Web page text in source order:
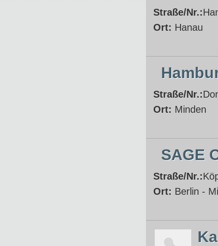
Straße/Nr.:
Ort: Hanau
Straße/Nr.:
Ort: Minden
SAGE
Straße/Nr.:
Ort: Berlin -